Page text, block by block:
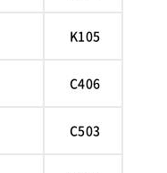
K105
C406
C503